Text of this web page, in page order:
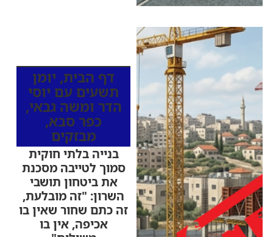
דף הבית, יומן
תשעים עם יוסי
הדר ומשה גבאי,
כפר סבא,
מבזקים
בנייה בלתי חוקית
סמוך לטייבה מסכנת
את ביטחון תושבי
השרון: "זה מובלעת,
זה כתם שחור שאין בו
אכיפה, אין בו